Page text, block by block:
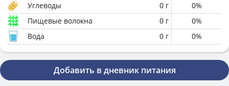
Углеводы
0 г 0%
Пищевые волокна
0 г 0%
Вода
0 г 0%
Добавить в дневник питания